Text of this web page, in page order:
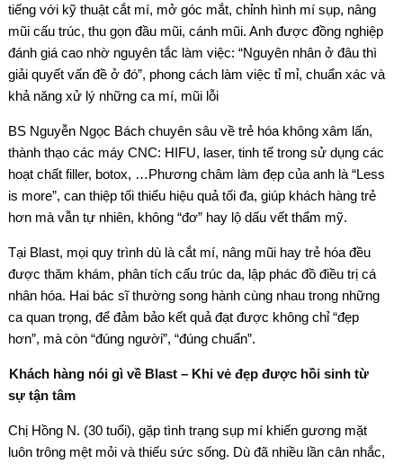
tiếng với kỹ thuật cắt mí, mở góc mắt, chỉnh hình mí sụp, nâng
mũi cấu trúc, thu gọn đầu mũi, cánh mũi. Anh được đồng nghiệp
đánh giá cao nhờ nguyên tắc làm việc: “Nguyên nhân ở đâu thì
giải quyết vấn đề ở đó”, phong cách làm việc tỉ mỉ, chuẩn xác và
khả năng xử lý những ca mí, mũi lỗi
BS Nguyễn Ngọc Bách chuyên sâu về trẻ hóa không xâm lấn,
thành thạo các máy CNC: HIFU, laser, tinh tế trong sử dụng các
hoạt chất filler, botox, …Phương châm làm đẹp của anh là “Less
is more”, can thiệp tối thiểu hiệu quả tối đa, giúp khách hàng trẻ
hơn mà vẫn tự nhiên, không “đơ” hay lộ dấu vết thẩm mỹ.
Tại Blast, mọi quy trình dù là cắt mí, nâng mũi hay trẻ hóa đều
được thăm khám, phân tích cấu trúc da, lập phác đồ điều trị cá
nhân hóa. Hai bác sĩ thường song hành cùng nhau trong những
ca quan trọng, để đảm bảo kết quả đạt được không chỉ “đẹp
hơn”, mà còn “đúng người”, “đúng chuẩn”.
Khách hàng nói gì về Blast – Khi vẻ đẹp được hồi sinh từ
sự tận tâm
Chị Hồng N. (30 tuổi), gặp tình trạng sụp mí khiến gương mặt
luôn trông mệt mỏi và thiếu sức sống. Dù đã nhiều lần cân nhắc,